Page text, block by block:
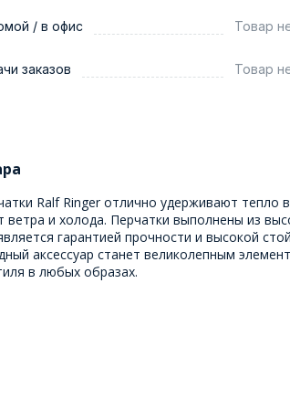
/ в офис Товар
заказов Товар
Ralf Ringer отлично удерживают тепло
и холода. Перчатки выполнены из
гарантией прочности и высокой
аксессуар станет великолепным
в любых образах.